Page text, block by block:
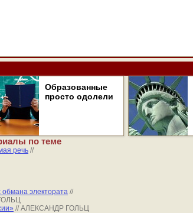
Образованные
просто одолели
по теме
речь //
обмана электората //
// АЛЕКСАНДР ГОЛЬЦ